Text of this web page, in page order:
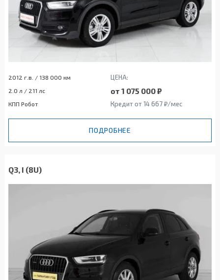
2012 г.в. / 138 000 км ЦЕНА:
2.0 л / 211 лс от 1 075 000 ₽
КПП Робот Кредит от 14 667 ₽/мес
ПОДРОБНЕЕ
Q3, I (8U)